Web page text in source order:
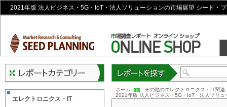
2021年版 法人ビジネス・5G・IoT・法人ソリューションの市場展望 シード・
プ
ホーム
その他のエレクトロニクス・IT関連
2021年版 法人ビジネス・5G・IoT・法人ソリュ
エレクトロニクス・IT